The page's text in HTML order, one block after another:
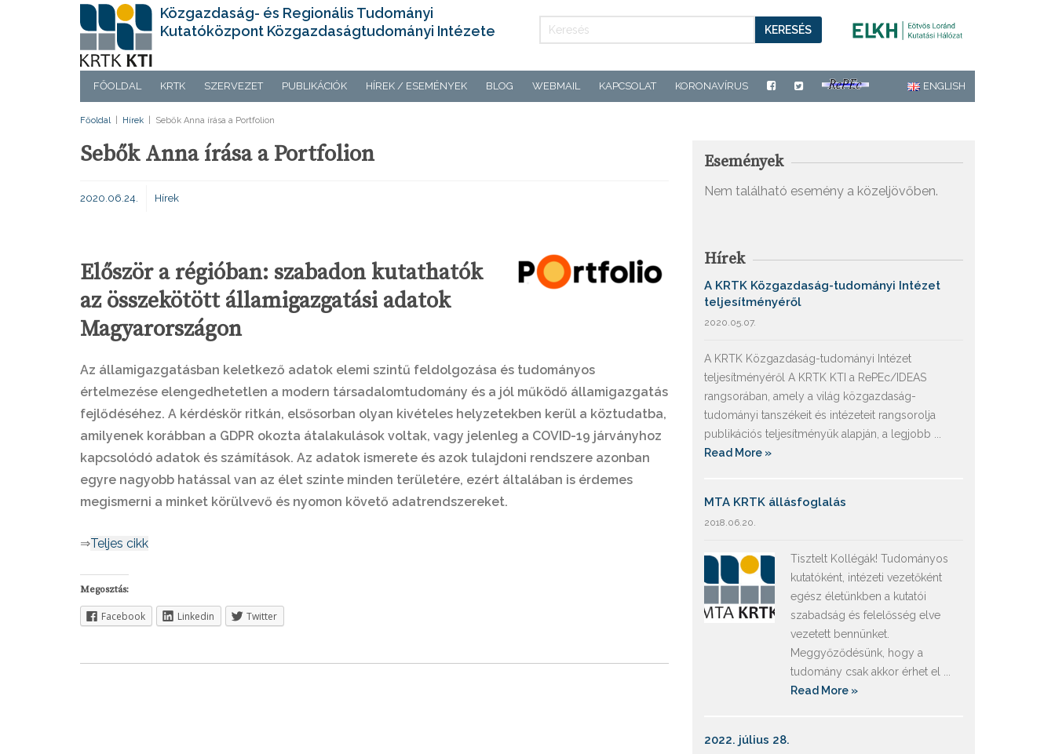
Közgazdaság- és Regionális Tudományi
Kutatóközpont Közgazdaságtudományi Intézete
KERESÉS
FŐOLDAL KRTK SZERVEZET PUBLIKÁCIÓK HÍREK / ESEMÉNYEK BLOG WEBMAIL KAPCSOLAT KORONAVÍRUS ENGLISH
Főoldal Hírek Sebők Anna írása a Portfolion
Sebők Anna írása a Portfolion
2020.06.24. Hírek
Először a régióban: szabadon kutathatók
az összekötött államigazgatási adatok
Magyarországon
Az államigazgatásban keletkező adatok elemi szintű feldolgozása és tudományos
értelmezése elengedhetetlen a modern társadalomtudomány és a jól működő államigazgatás
fejlődéséhez. A kérdéskör ritkán, elsősorban olyan kivételes helyzetekben kerül a köztudatba,
amilyenek korábban a GDPR okozta átalakulások voltak, vagy jelenleg a COVID-19 járványhoz
kapcsolódó adatok és számítások. Az adatok ismerete és azok tulajdoni rendszere azonban
egyre nagyobb hatással van az élet szinte minden területére, ezért általában is érdemes
megismerni a minket körülvevő és nyomon követő adatrendszereket.
⇒Teljes cikk
Megosztás:
Facebook Linkedin Twitter
Események
Nem található esemény a közeljövőben.
Hírek
A KRTK Közgazdaság-tudományi Intézet
teljesítményéről
2020.05.07.
A KRTK Közgazdaság-tudományi Intézet
teljesítményéről A KRTK KTI a RePEc/IDEAS
rangsorában, amely a világ közgazdaság-
tudományi tanszékeit és intézeteit rangsorolja
publikációs teljesítményük alapján, a legjobb ...
Read More »
MTA KRTK állásfoglalás
2018.06.20.
Tisztelt Kollégák! Tudományos
kutatóként, intézeti vezetőként
egész életünkben a kutatói
szabadság és felelősség elve
vezetett bennünket.
Meggyőződésünk, hogy a
tudomány csak akkor érhet el ...
Read More »
2022. július 28.